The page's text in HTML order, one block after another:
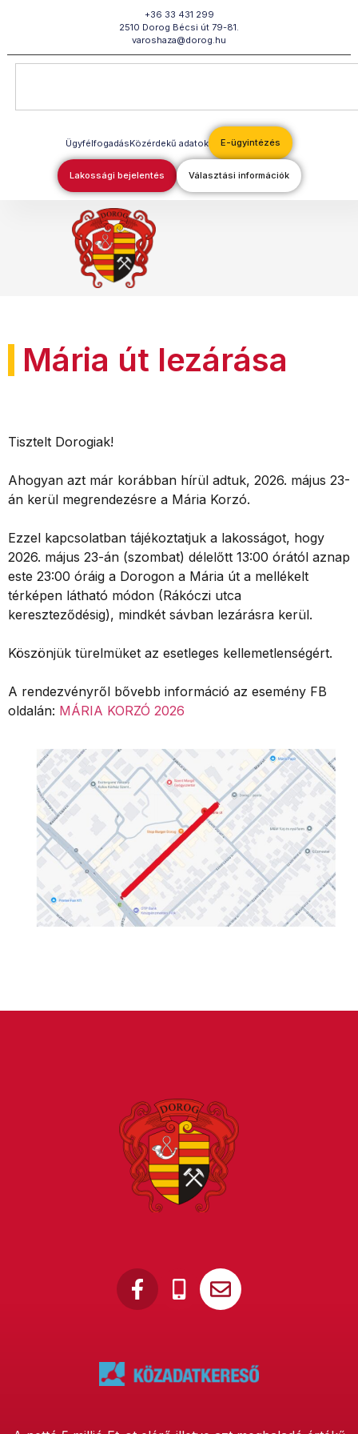
+36 33 431 299
2510 Dorog Bécsi út 79-81.
varoshaza@dorog.hu
ÜgyfélfogadásKözérdekű adatok E-ügyintézés
Lakossági bejelentés Választási információk
Mária út lezárása
Tisztelt Dorogiak!
Ahogyan azt már korábban hírül adtuk, 2026. május 23-
án kerül megrendezésre a Mária Korzó.
Ezzel kapcsolatban tájékoztatjuk a lakosságot, hogy
2026. május 23-án (szombat) délelőtt 13:00 órától aznap
este 23:00 óráig a Dorogon a Mária út a mellékelt
térképen látható módon (Rákóczi utca
kereszteződésig), mindkét sávban lezárásra kerül.
Köszönjük türelmüket az esetleges kellemetlenségért.
A rendezvényről bővebb információ az esemény FB
oldalán: MÁRIA KORZÓ 2026